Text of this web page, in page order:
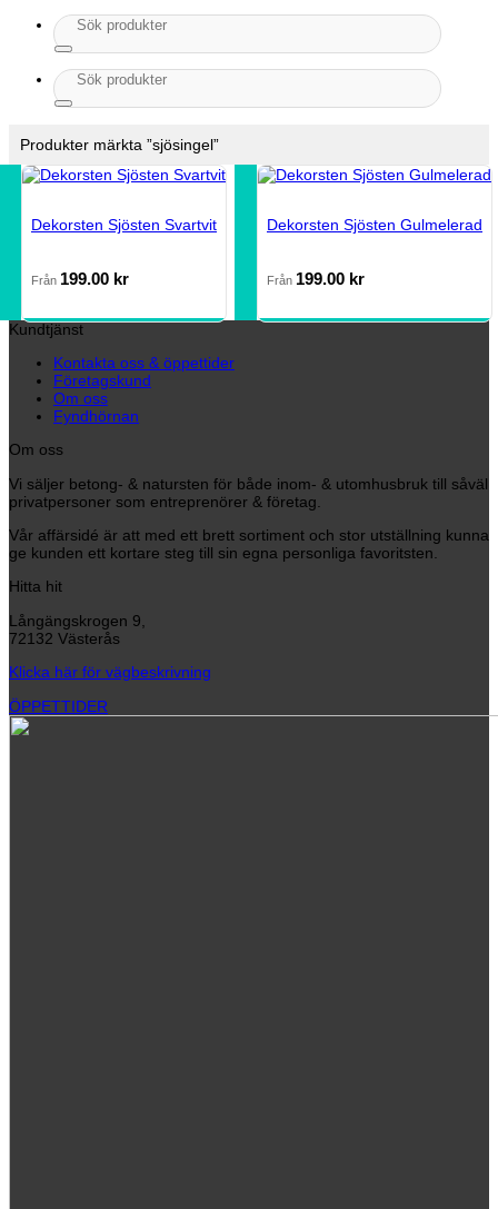
Sök
efter:
Sök
efter:
Produkter märkta ”sjösingel”
Dekorsten Sjösten Svartvit
Från 199.00 kr
Dekorsten Sjösten Gulmelerad
Från 199.00 kr
Kundtjänst
Kontakta oss & öppettider
Företagskund
Om oss
Fyndhörnan
Om oss
Vi säljer betong- & natursten för både inom- & utomhusbruk till såväl
privatpersoner som entreprenörer & företag.
Vår affärsidé är att med ett brett sortiment och stor utställning kunna
ge kunden ett kortare steg till sin egna personliga favoritsten.
Hitta hit
Långängskrogen 9,
72132 Västerås
Klicka här för vägbeskrivning
ÖPPETTIDER